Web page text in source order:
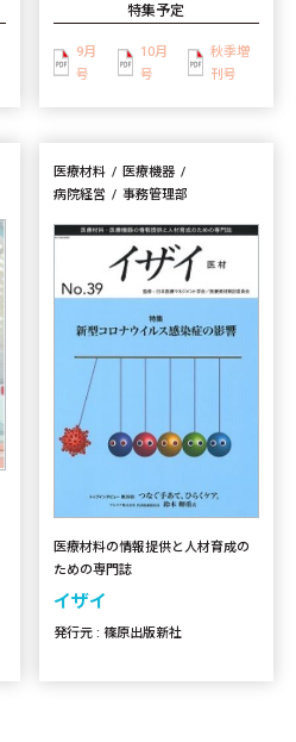
特集予定
9月
号
10月
号
秋季増
刊号
医療材料
医療機器
病院経営
事務管理部
医療材料の情報提供と人材育成の
ための専門誌
イザイ
発行元 : 篠原出版新社